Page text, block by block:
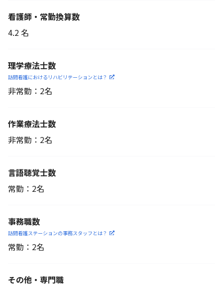
看護師・常勤換算数
4.2 名
理学療法士数
訪問看護におけるリハビリ テーションとは？
非常勤：2名
作業療法士数
非常勤：2名
言語聴覚士数
常勤：2名
事務職数
訪問看護ステーションの事務スタッフとは？
常勤：2名
その他・専門職